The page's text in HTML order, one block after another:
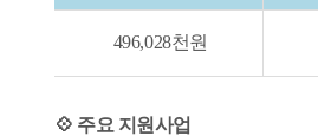
496,028천원
💠 주요 지원사업